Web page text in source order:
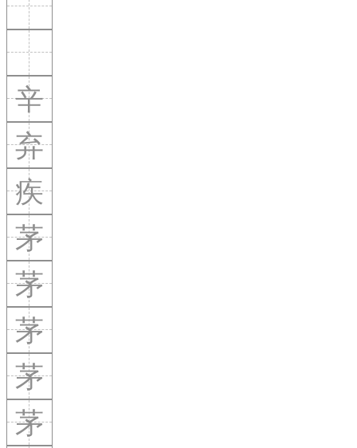
辛
弃
疾
茅
茅
茅
茅
茅